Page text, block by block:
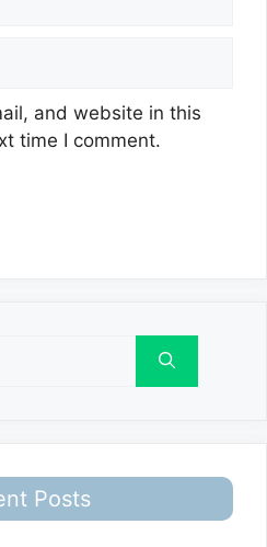
and website in this
time I comment.
Posts